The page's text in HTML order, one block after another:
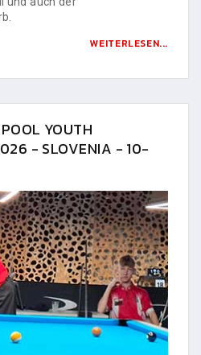
WEITERLESEN...
YOUTH
- SLOVENIA - 10-